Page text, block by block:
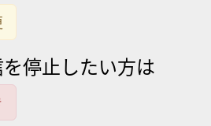
停止したい方は